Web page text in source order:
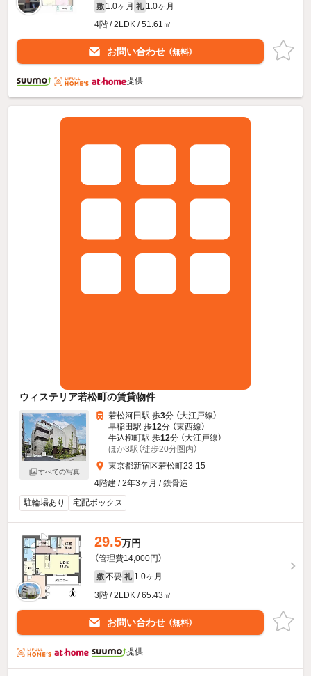
敷 1.0ヶ月 礼 1.0ヶ月
4階 / 2LDK / 51.61㎡
お問い合わせ （無料）
提供
ウィステリア若松町の賃貸物件
すべての写真
若松河田駅 歩3分 （大江戸線）
早稲田駅 歩12分 （東西線）
牛込柳町駅 歩12分 （大江戸線）
ほか3駅（徒歩20分圏内）
東京都新宿区若松町23-15
4階建 / 2年3ヶ月 / 鉄骨造
駐輪場あり
宅配ボックス
29.5万円
（管理費14,000円）
敷 不要 礼 1.0ヶ月
3階 / 2LDK / 65.43㎡
お問い合わせ （無料）
提供